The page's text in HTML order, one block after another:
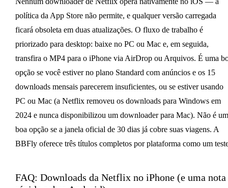
política da App Store não permite, e qualquer versão carregada
ficará obsoleta em duas atualizações. O fluxo de trabalho é
priorizado para desktop: baixe no PC ou Mac e, em seguida,
transfira o MP4 para o iPhone via AirDrop ou Arquivos. É uma
opção se você estiver no plano Standard com anúncios e os 15
downloads mensais parecerem insuficientes, ou se estiver usando
PC ou Mac (a Netflix removeu os downloads para Windows em
2024 e nunca disponibilizou um downloader para Mac). Não é
boa opção se a janela oficial de 30 dias já cobre suas viagens. A
BBFly oferece três títulos completos por plataforma como um
FAQ: Downloads da Netflix no iPhone (e uma nota